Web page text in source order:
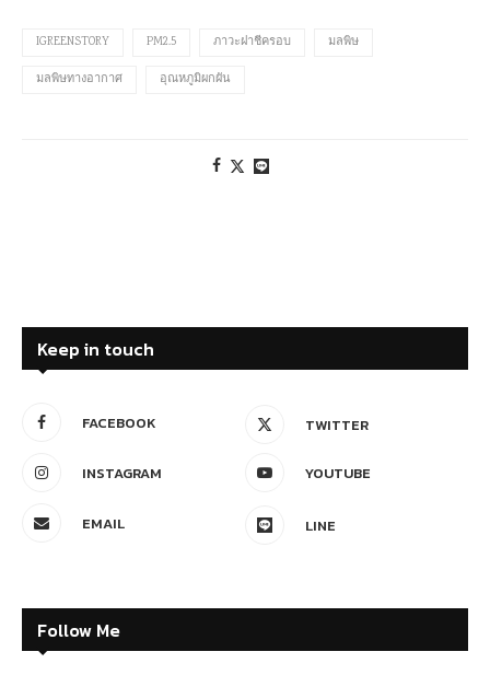
IGREENSTORY PM2.5 ภาวะฝาชีครอบ มลพิษ
มลพิษทางอากาศ อุณหภูมิผกผัน
Keep in touch
FACEBOOK TWITTER
INSTAGRAM YOUTUBE
EMAIL LINE
Follow Me